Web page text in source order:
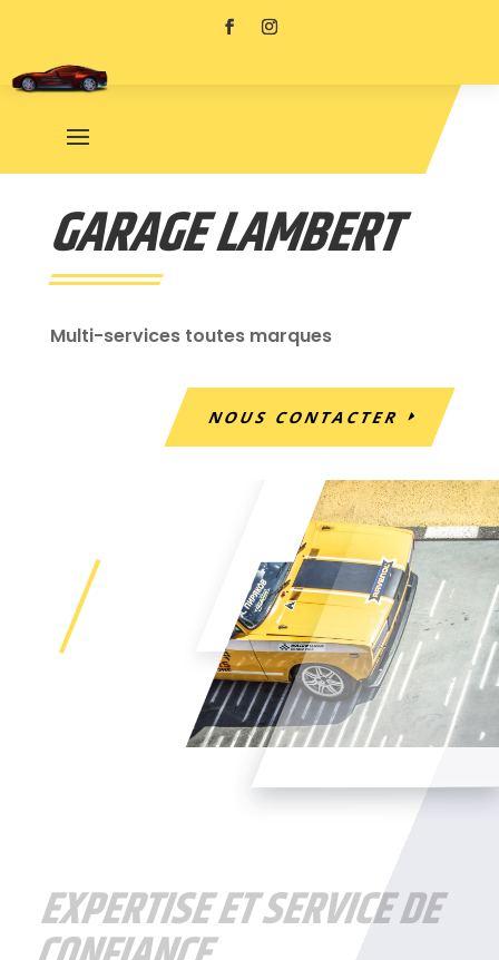
GARAGE LAMBERT
Multi-services toutes marques
NOUS CONTACTER
EXPERTISE ET SERVICE DE